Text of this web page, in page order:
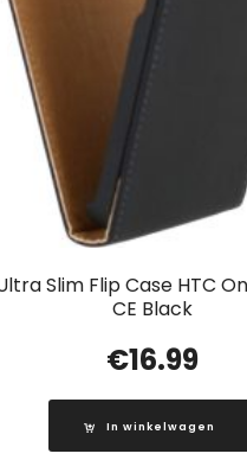
Slim Flip Case HTC
CE Black
€16.99
In winkelwagen